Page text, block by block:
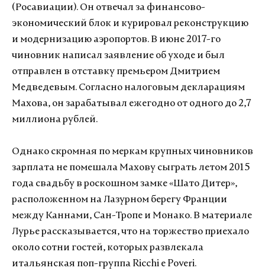
(Росавиации). Он отвечал за финансово-
экономический блок и курировал реконструкцию
и модернизацию аэропортов. В июне 2017-го
чиновник написал заявление об уходе и был
отправлен в отставку премьером Дмитрием
Медведевым. Согласно налоговым декларациям
Махова, он зарабатывал ежегодно от одного до 2,7
миллиона рублей.
Однако скромная по меркам крупных чиновников
зарплата не помешала Махову сыграть летом 2015
года свадьбу в роскошном замке «Шато Дитер»,
расположенном на Лазурном берегу Франции
между Каннами, Сан-Тропе и Монако. В материале
Лурье рассказывается, что на торжество приехало
около сотни гостей, которых развлекала
итальянская поп-группа Ricchi e Poveri.